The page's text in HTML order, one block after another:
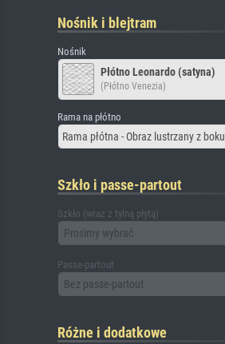
Nośnik i blejtram
Nośnik
Płótno Leonardo (satyna)
(Płótno Venezia)
Rama na płótno
Rama płótna - Obraz lustrzany z boku
Szkło i passe-partout
Szkło (wraz z tylną płytą)
Prosimy wybrać
Passe-partout
Bez passe-partout
Różne i dodatkowe